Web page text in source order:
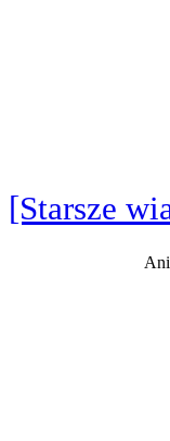
[Starsze